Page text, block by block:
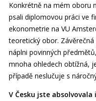
Konkrétně na mém oboru
psali diplomovou práci ve
ekonometrie na VU
teoretický obor.
náplni povinných
mnoha ohledech obtížná,
případě neslučuje s
V Česku jste